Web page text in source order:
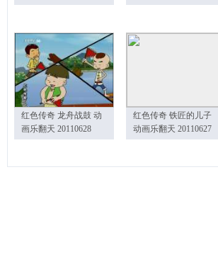
红色传奇 龙舟战鼓 动
画乐翻天 20110628
红色传奇 铁匠的儿子
动画乐翻天 20110627